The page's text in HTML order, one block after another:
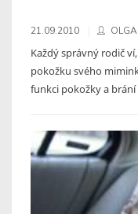
21.09.2010
Každý správný rodič
pokožku svého
funkci pokožky a